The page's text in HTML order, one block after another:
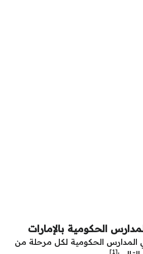
الحكومية بالإمارات
الحكومية لكل مرحلة من
[1]